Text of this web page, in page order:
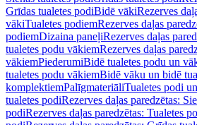
Grīdas tualetes podiBidē vākiRezerves
vākiTualetes podiemRezerves daļas
podiemDizaina paneļiRezerves daļas
tualetes podu vākiemRezerves daļas
vākiemPiederumiBidē tualetes podu un
tualetes podu vākiemBidē vāku un bidē
komplektiemPalīgmateriāliTualetes podi
tualetes podiRezerves daļas paredzētas:
podiRezerves daļas paredzētas: Tualetes